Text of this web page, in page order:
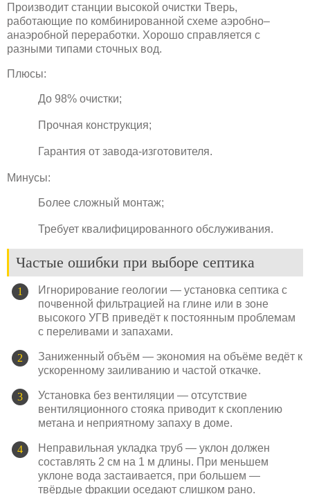
Производит станции высокой очистки Тверь,
работающие по комбинированной схеме аэробно–
анаэробной переработки. Хорошо справляется с
разными типами сточных вод.
Плюсы:
До 98% очистки;
Прочная конструкция;
Гарантия от завода-изготовителя.
Минусы:
Более сложный монтаж;
Требует квалифицированного обслуживания.
Частые ошибки при выборе септика
Игнорирование геологии — установка септика с
почвенной фильтрацией на глине или в зоне
высокого УГВ приведёт к постоянным проблемам
с переливами и запахами.
Заниженный объём — экономия на объёме ведёт к
ускоренному заиливанию и частой откачке.
Установка без вентиляции — отсутствие
вентиляционного стояка приводит к скоплению
метана и неприятному запаху в доме.
Неправильная укладка труб — уклон должен
составлять 2 см на 1 м длины. При меньшем
уклоне вода застаивается, при большем —
твёрдые фракции оседают слишком рано.